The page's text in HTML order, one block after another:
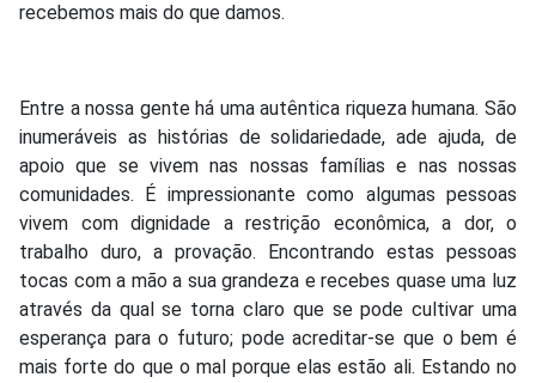
recebemos mais do que damos.
Entre a nossa gente há uma autêntica riqueza humana. São
inumeráveis as histórias de solidariedade, ade ajuda, de
apoio que se vivem nas nossas famílias e nas nossas
comunidades. É impressionante como algumas pessoas
vivem com dignidade a restrição econômica, a dor, o
trabalho duro, a provação. Encontrando estas pessoas
tocas com a mão a sua grandeza e recebes quase uma luz
através da qual se torna claro que se pode cultivar uma
esperança para o futuro; pode acreditar-se que o bem é
mais forte do que o mal porque elas estão ali. Estando no